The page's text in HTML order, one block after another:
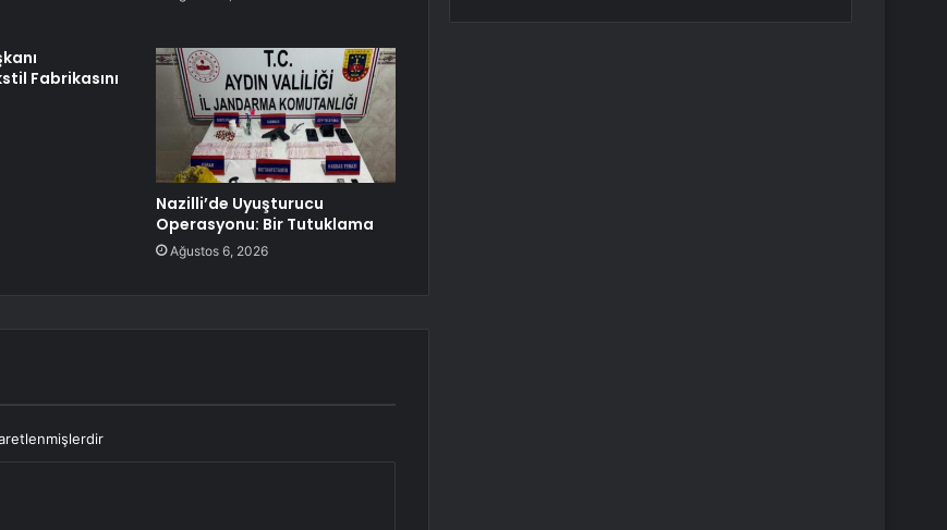
Fabrikasını
Nazilli’de Uyuşturucu
Operasyonu: Bir Tutuklama
Ağustos 6, 2026